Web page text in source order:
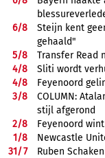
6/8
Steijn kent
gehaald"
5/8
Transfer Read
4/8
Sliti wordt
4/8
Feyenoord
3/8
COLUMN:
stijl afgerond
2/8
Feyenoord
1/8
Newcastle
31/7
Ruben